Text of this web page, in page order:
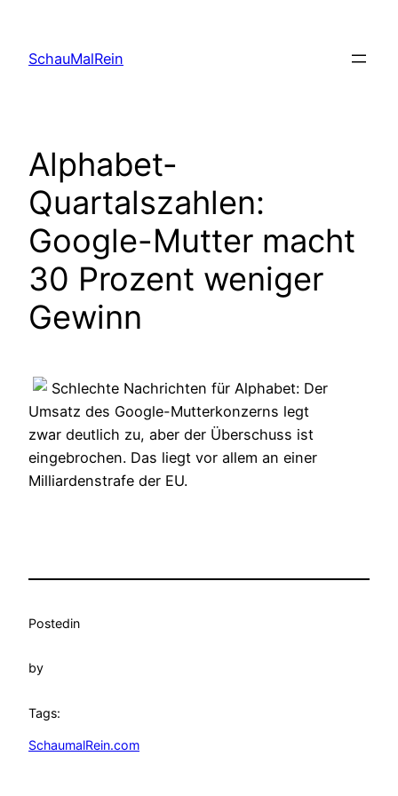
content
SchauMalRein
Alphabet-
Quartalszahlen:
Google-Mutter macht
30 Prozent weniger
Gewinn
Schlechte Nachrichten für Alphabet: Der
Umsatz des Google-Mutterkonzerns legt
zwar deutlich zu, aber der Überschuss ist
eingebrochen. Das liegt vor allem an einer
Milliardenstrafe der EU.
Postedin
by
Tags:
SchaumalRein.com